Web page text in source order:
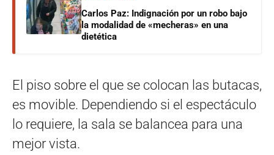
Carlos Paz: Indignación por un robo bajo
la modalidad de «mecheras» en una
dietética
El piso sobre el que se colocan las butacas,
es movible. Dependiendo si el espectáculo
lo requiere, la sala se balancea para una
mejor vista.